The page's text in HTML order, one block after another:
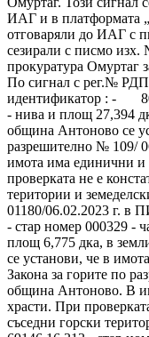
ИАГ и в платформата
отговаряли до ИАГ с
сезирали с писмо
прокуратура Омуртаг
По сигнал с рег.№
идентификатор : -
- нива и площ 27,394
община Антоново се
разрешително № 109/
имота има единични и
проверката не е
територии и
01180/06.02.2023 г.
- стар номер 000329 -
площ 6,775 дка, в
се установи, че в
Закона за горите по
община Антоново. В
храсти. При
съседни горски